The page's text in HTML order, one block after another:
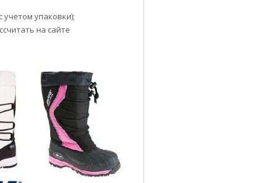
упаковки);
на сайте